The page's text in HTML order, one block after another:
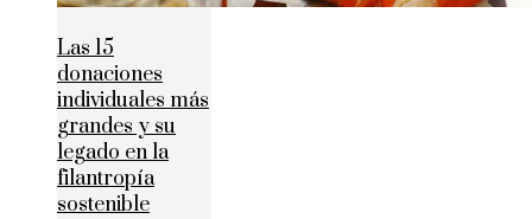
Las 15
donaciones
individuales más
grandes y su
legado en la
filantropía
sostenible